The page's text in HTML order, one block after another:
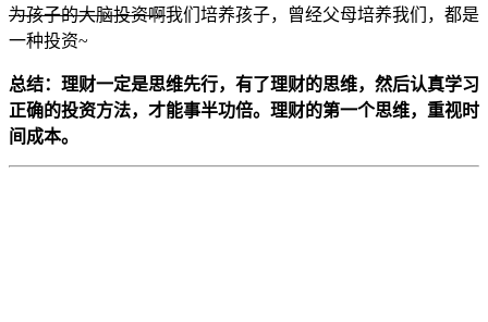
为孩子的大脑投资啊我们培养孩子，曾经父母培养我们，都是
一种投资~
总结：理财一定是思维先行，有了理财的思维，然后认真学习
正确的投资方法，才能事半功倍。理财的第一个思维，重视时
间成本。